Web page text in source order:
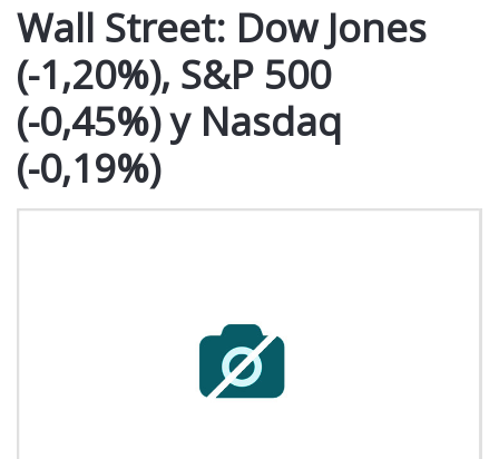
Wall Street: Dow Jones
(-1,20%), S&P 500
(-0,45%) y Nasdaq
(-0,19%)